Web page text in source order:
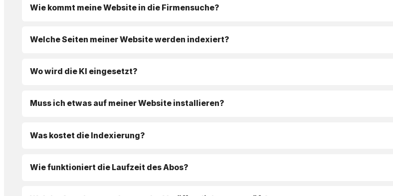
Wie kommt meine Website in die Firmensuche?
Welche Seiten meiner Website werden indexiert?
Wo wird die KI eingesetzt?
Muss ich etwas auf meiner Website installieren?
Was kostet die Indexierung?
Wie funktioniert die Laufzeit des Abos?